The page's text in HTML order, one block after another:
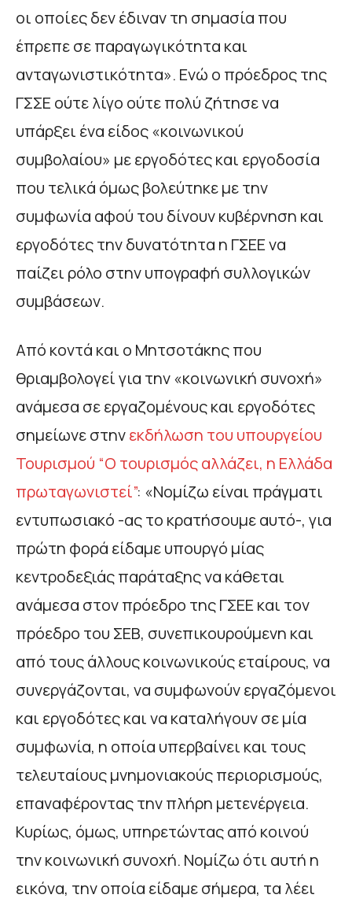
οι οποίες δεν έδιναν τη σημασία που
έπρεπε σε παραγωγικότητα και
ανταγωνιστικότητα». Ενώ ο πρόεδρος της
ΓΣΣΕ ούτε λίγο ούτε πολύ ζήτησε να
υπάρξει ένα είδος «κοινωνικού
συμβολαίου» με εργοδότες και εργοδοσία
που τελικά όμως βολεύτηκε με την
συμφωνία αφού του δίνουν κυβέρνηση και
εργοδότες την δυνατότητα η ΓΣΕΕ να
παίζει ρόλο στην υπογραφή συλλογικών
συμβάσεων.
Από κοντά και ο Μητσοτάκης που
θριαμβολογεί για την «κοινωνική συνοχή»
ανάμεσα σε εργαζομένους και εργοδότες
σημείωνε στηνεκδήλωση του υπουργείου
Τουρισμού “Ο τουρισμός αλλάζει, η Ελλάδα
πρωταγωνιστεί”: «Νομίζω είναι πράγματι
εντυπωσιακό -ας το κρατήσουμε αυτό-, για
πρώτη φορά είδαμε υπουργό μίας
κεντροδεξιάς παράταξης να κάθεται
ανάμεσα στον πρόεδρο της ΓΣΕΕ και τον
πρόεδρο του ΣΕΒ, συνεπικουρούμενη και
από τους άλλους κοινωνικούς εταίρους, να
συνεργάζονται, να συμφωνούν εργαζόμενοι
και εργοδότες και να καταλήγουν σε μία
συμφωνία, η οποία υπερβαίνει και τους
τελευταίους μνημονιακούς περιορισμούς,
επαναφέροντας την πλήρη μετενέργεια.
Κυρίως, όμως, υπηρετώντας από κοινού
την κοινωνική συνοχή. Νομίζω ότι αυτή η
εικόνα, την οποία είδαμε σήμερα, τα λέει